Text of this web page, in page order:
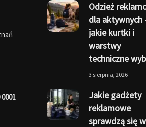
Odzież
dla aktywnych
jakie kurtki i
warstwy
techniczne
3 sierpnia, 2026
Jakie gadżety
reklamowe
sprawdzą się w